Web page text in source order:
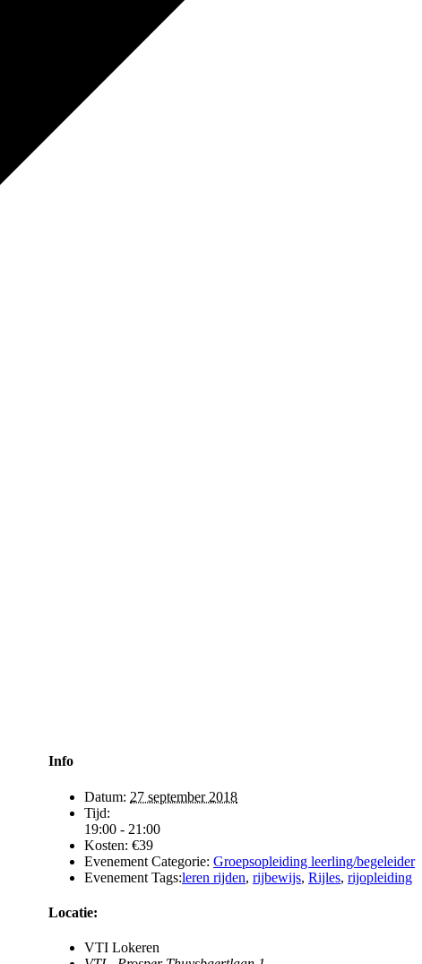
Info
Datum: 27 september 2018
Tijd:
19:00 - 21:00
Kosten: €39
Evenement Categorie: Groepsopleiding leerling/begeleider
Evenement Tags:leren rijden, rijbewijs, Rijles, rijopleiding
Locatie:
VTI Lokeren